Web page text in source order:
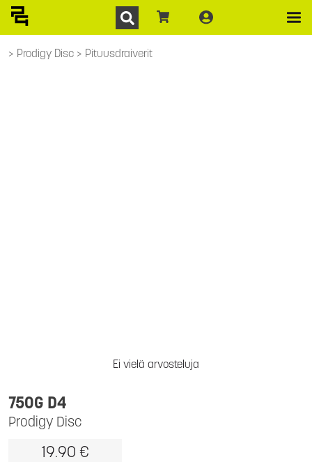
Prodigy Disc Pituusdraiverit
Ei vielä arvosteluja
Prodigy Disc
750G D4
19.90 €